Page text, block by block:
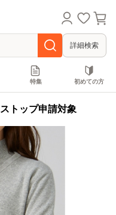
詳細検索
特集 初めての方
トップ申請対象